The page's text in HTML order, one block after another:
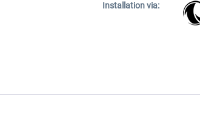
Installation via: